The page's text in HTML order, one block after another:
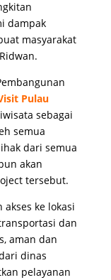
dampak
masyarakat
Pulau
sebagai
semua
dari semua
akan
tersebut.
ke lokasi
dan
aman dan
dinas
pelayanan